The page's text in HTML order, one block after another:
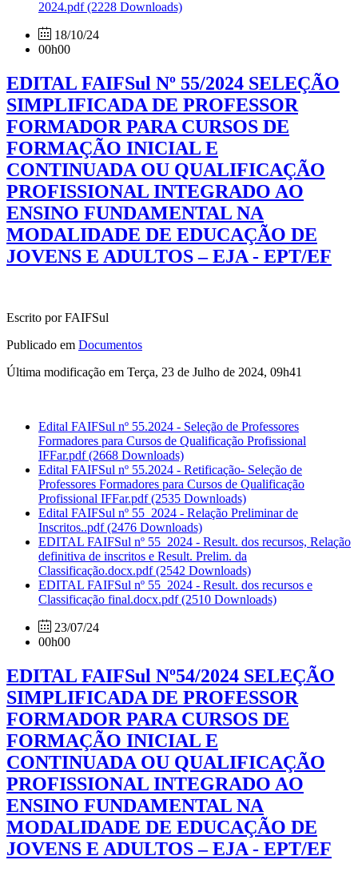
2024.pdf(2228 Downloads)
18/10/24
00h00
EDITAL FAIFSul Nº 55/2024 SELEÇÃO
SIMPLIFICADA DE PROFESSOR
FORMADOR PARA CURSOS DE
FORMAÇÃO INICIAL E
CONTINUADA OU QUALIFICAÇÃO
PROFISSIONAL INTEGRADO AO
ENSINO FUNDAMENTAL NA
MODALIDADE DE EDUCAÇÃO DE
JOVENS E ADULTOS – EJA - EPT/EF
Escrito por FAIFSul
Publicado em Documentos
Última modificação em Terça, 23 de Julho de 2024, 09h41
Edital FAIFSul nº 55.2024 - Seleção de Professores
Formadores para Cursos de Qualificação Profissional
IFFar.pdf(2668 Downloads)
Edital FAIFSul nº 55.2024 - Retificação- Seleção de
Professores Formadores para Cursos de Qualificação
Profissional IFFar.pdf(2535 Downloads)
Edital FAIFSul nº 55_2024 - Relação Preliminar de
Inscritos..pdf(2476 Downloads)
EDITAL FAIFSul nº 55_2024 - Result. dos recursos, Relação
definitiva de inscritos e Result. Prelim. da
Classificação.docx.pdf(2542 Downloads)
EDITAL FAIFSul nº 55_2024 - Result. dos recursos e
Classificação final.docx.pdf(2510 Downloads)
23/07/24
00h00
EDITAL FAIFSul Nº54/2024 SELEÇÃO
SIMPLIFICADA DE PROFESSOR
FORMADOR PARA CURSOS DE
FORMAÇÃO INICIAL E
CONTINUADA OU QUALIFICAÇÃO
PROFISSIONAL INTEGRADO AO
ENSINO FUNDAMENTAL NA
MODALIDADE DE EDUCAÇÃO DE
JOVENS E ADULTOS – EJA - EPT/EF